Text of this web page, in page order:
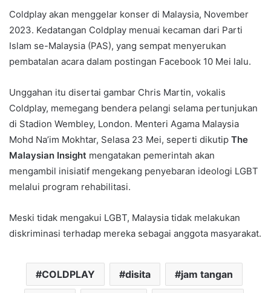
Coldplay akan menggelar konser di Malaysia, November
2023. Kedatangan Coldplay menuai kecaman dari Parti
Islam se-Malaysia (PAS), yang sempat menyerukan
pembatalan acara dalam postingan Facebook 10 Mei lalu.
Unggahan itu disertai gambar Chris Martin, vokalis
Coldplay, memegang bendera pelangi selama pertunjukan
di Stadion Wembley, London. Menteri Agama Malaysia
Mohd Na’im Mokhtar, Selasa 23 Mei, seperti dikutip The
Malaysian Insight mengatakan pemerintah akan
mengambil inisiatif mengekang penyebaran ideologi LGBT
melalui program rehabilitasi.
Meski tidak mengakui LGBT, Malaysia tidak melakukan
diskriminasi terhadap mereka sebagai anggota masyarakat.
COLDPLAY disita jam tangan